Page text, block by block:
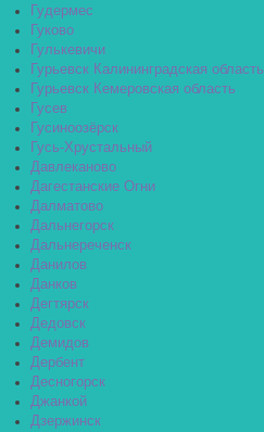
Гудермес
Гуково
Гулькевичи
Гурьевск Калининградская область
Гурьевск Кемеровская область
Гусев
Гусиноозёрск
Гусь-Хрустальный
Давлеканово
Дагестанские Огни
Далматово
Дальнегорск
Дальнереченск
Данилов
Данков
Дегтярск
Дедовск
Демидов
Дербент
Десногорск
Джанкой
Дзержинск